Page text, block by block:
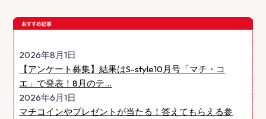
2026年8月1日
【アンケート募集】結果はS-style10月号「マチ・コ
エ」で発表！8月のテ...
2026年6月1日
マチコインやプレゼントが当たる！答えてもらえる参